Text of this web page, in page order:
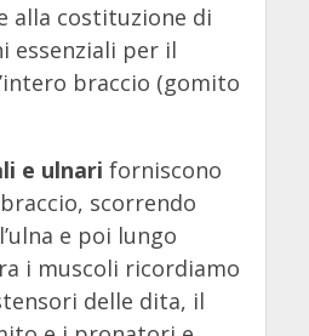
alla costituzione di
essenziali per il
braccio (gomito
e ulnari forniscono
scorrendo
e poi lungo
i muscoli ricordiamo
delle dita, il